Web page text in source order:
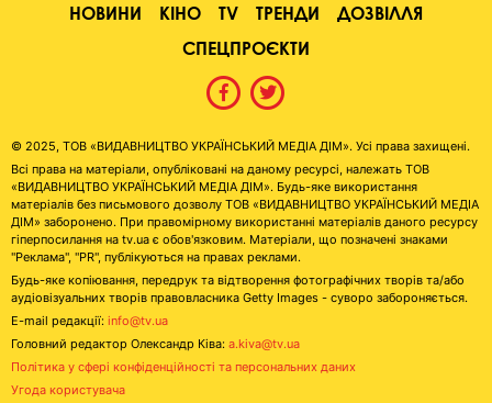
НОВИНИ КІНО TV ТРЕНДИ
ДОЗВІЛЛЯ
СПЕЦПРОЄКТИ
© 2025, ТОВ «ВИДАВНИЦТВО УКРАЇНСЬКИЙ МЕДІА ДІМ». Усі права захищені.
Всі права на матеріали, опубліковані на даному ресурсі, належать ТОВ
«ВИДАВНИЦТВО УКРАЇНСЬКИЙ МЕДІА ДІМ». Будь-яке використання
матеріалів без письмового дозволу ТОВ «ВИДАВНИЦТВО УКРАЇНСЬКИЙ МЕДІА
ДІМ» заборонено. При правомірному використанні матеріалів даного ресурсу
гіперпосилання на tv.ua є обов'язковим. Матеріали, що позначені знаками
"Реклама", "PR", публікуються на правах реклами.
Будь-яке копіювання, передрук та відтворення фотографічних творів та/або
аудіовізуальних творів правовласника Getty Images - суворо забороняється.
E-mail редакції: info@tv.ua
Головний редактор Олександр Ківа: a.kiva@tv.ua
Політика у сфері конфіденційності та персональних даних
Угода користувача